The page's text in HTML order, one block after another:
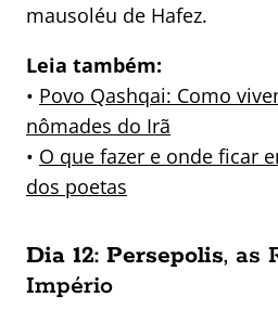
mausoléu de Hafez.
Leia também:
• Povo Qashqai: Como
nômades do Irã
• O que fazer e onde ficar
dos poetas
Dia 12: Persepolis, as
Império